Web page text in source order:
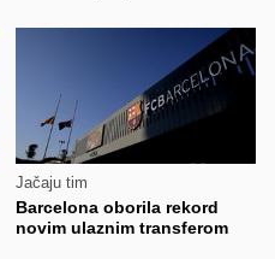
Jačaju tim
Barcelona oborila rekord
novim ulaznim transferom